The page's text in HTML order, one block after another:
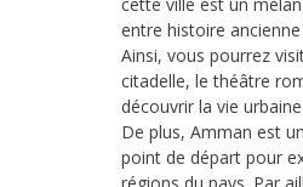
entre histoire
Ainsi, vous pourrez
citadelle, le théâtre
découvrir la vie
De plus, Amman est
point de départ pour